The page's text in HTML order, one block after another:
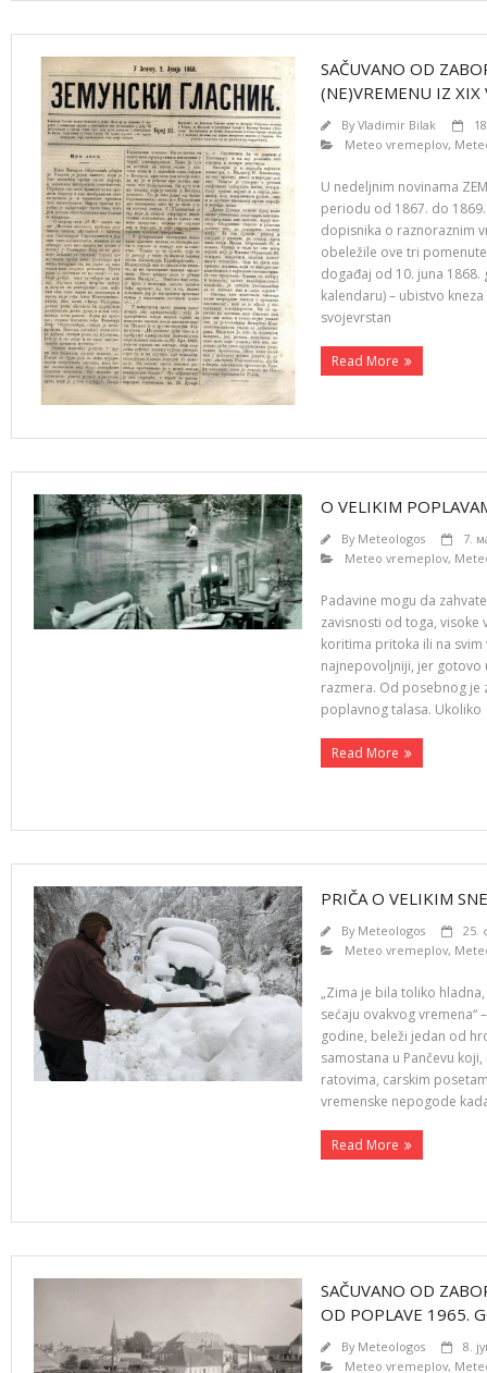
SAČUVANO OD
(NE)VREMENU IZ XIX
ByVladimir Bilak
Meteo vremeplov,
U nedeljnim novinama
periodu od 1867. do
dopisnika o raznoraznim
obeležile ove tri
događaj od 10. juna
kalendaru) – ubistvo
svojevrstan
Read More
O VELIKIM
By Meteologos
7.
Meteo vremeplov,
Padavine mogu da
zavisnosti od toga, visoke
koritima pritoka ili na
najnepovoljniji, jer gotovo
razmera. Od posebnog je
poplavnog talasa. Ukoliko
Read More
PRIČA O VELIKIM
By Meteologos
25.
Meteo vremeplov,
„Zima je bila toliko
sećaju ovakvog vremena“
godine, beleži jedan od
samostana u Pančevu
ratovima, carskim
vremenske nepogode
Read More
SAČUVANO OD
OD POPLAVE 1965.
By Meteologos
8.
Meteo vremeplov,